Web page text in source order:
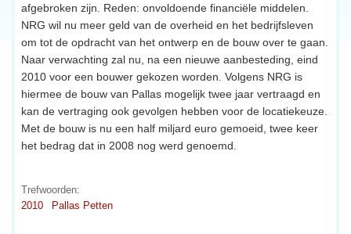
afgebroken zijn. Reden: onvoldoende financiële middelen.
NRG wil nu meer geld van de overheid en het bedrijfsleven
om tot de opdracht van het ontwerp en de bouw over te gaan.
Naar verwachting zal nu, na een nieuwe aanbesteding, eind
2010 voor een bouwer gekozen worden. Volgens NRG is
hiermee de bouw van Pallas mogelijk twee jaar vertraagd en
kan de vertraging ook gevolgen hebben voor de locatiekeuze.
Met de bouw is nu een half miljard euro gemoeid, twee keer
het bedrag dat in 2008 nog werd genoemd.
Trefwoorden:
2010
Pallas Petten